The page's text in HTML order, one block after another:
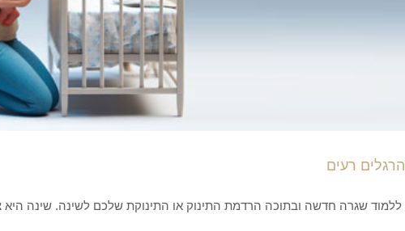
רעים
שגרה חדשה ובתוכה הרדמת התינוק או התינוקת שלכם לשינה. שינה היא